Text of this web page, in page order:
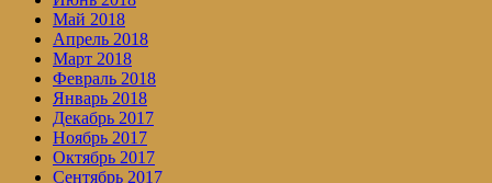
Май 2018
Апрель 2018
Март 2018
Февраль 2018
Январь 2018
Декабрь 2017
Ноябрь 2017
Октябрь 2017
Сентябрь 2017